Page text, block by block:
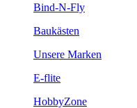
Bind-N-Fly
Baukästen
Unsere Marken
E-flite
HobbyZone